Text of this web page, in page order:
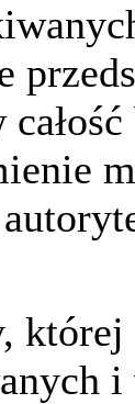
której